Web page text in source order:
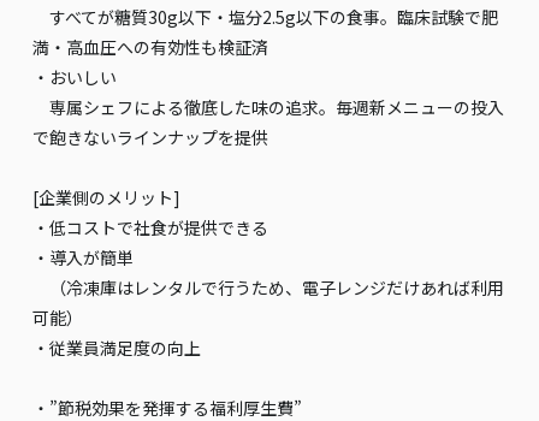
すべてが糖質30g以下・塩分2.5g以下の食事。臨床試験で肥
満・高血圧への有効性も検証済
・おいしい
専属シェフによる徹底した味の追求。毎週新メニューの投入
で飽きないラインナップを提供
[企業側のメリット]
・低コストで社食が提供できる
・導入が簡単
（冷凍庫はレンタルで行うため、電子レンジだけあれば利用
可能）
・従業員満足度の向上
・”節税効果を発揮する福利厚生費”